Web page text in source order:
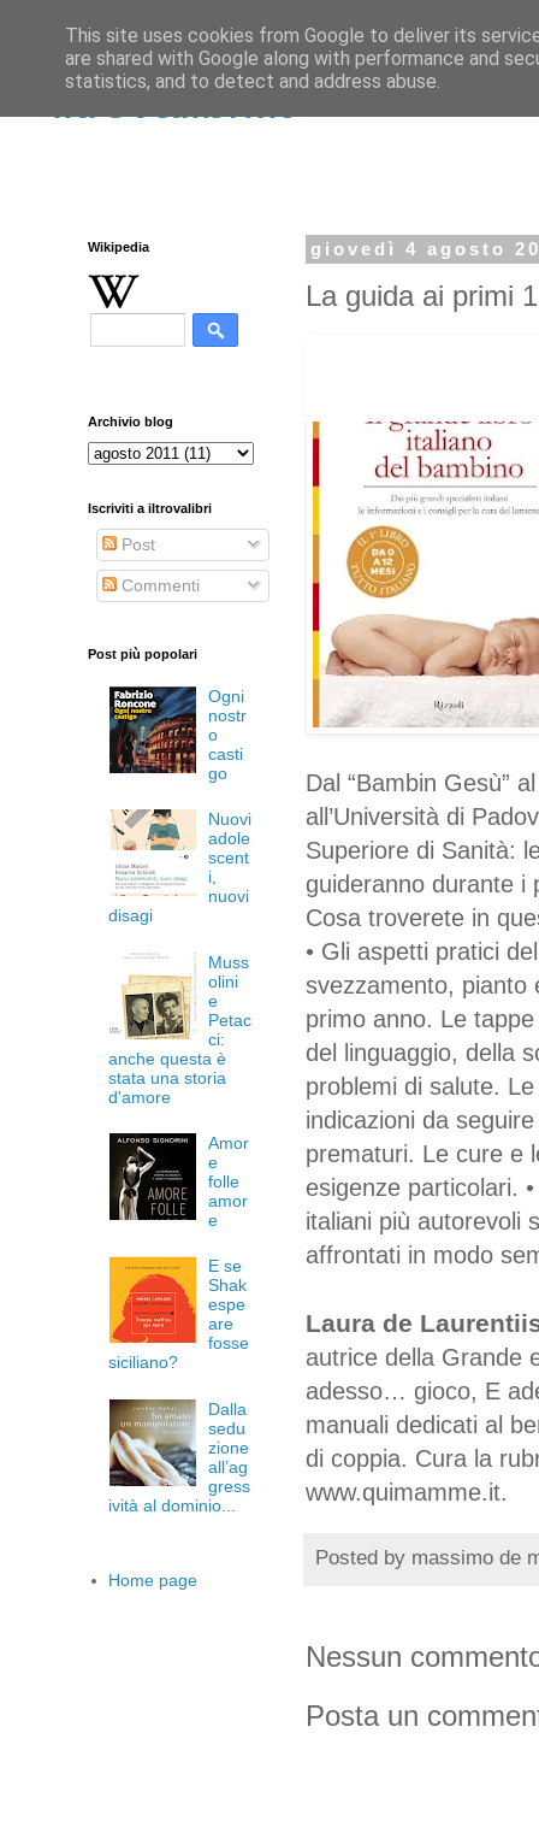
iltrovalibri.it
giovedì 4 agosto
La guida ai primi
Dal “Bambin Gesù”
all’Università di
Superiore di Sanità:
guideranno durante i
Cosa troverete in
• Gli aspetti pratici
svezzamento, pianto
primo anno. Le
del linguaggio, della
problemi di salute.
indicazioni da
prematuri. Le cure e
esigenze particolari.
italiani più autorevoli
affrontati in modo
Laura de
autrice della Grande
adesso… gioco, E
manuali dedicati al
di coppia. Cura la
www.quimamme.it.
Posted by massimo de
Nessun
Posta un
Wikipedia
Archivio blog
Iscriviti a iltrovalibri
Post
Commenti
Post più popolari
Ogni
nostr
o
casti
go
Nuovi
adole
scent
i,
nuovi
disagi
Muss
olini
e
Petac
ci:
anche questa è
stata una storia
d'amore
Amor
e
folle
amor
e
E se
Shak
espe
are
fosse
siciliano?
Dalla
sedu
zione
all’ag
gress
ività al dominio...
Home page
This site uses cookies from Google to deliver its
are shared with Google along with performance and
statistics, and to detect and address abuse.